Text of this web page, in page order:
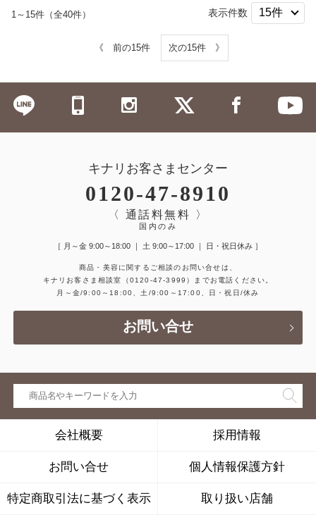
1～15件（全40件） 表示件数
《 前の15件 次の15件 》
キナリお客さまセンター
0120-47-8910
〈 通話料無料 〉
国内のみ
［ 月～金 9:00～18:00 ｜ 土 9:00～17:00 ｜ 日・祝日休み ］
商品・美容に関するご相談のお問い合せは、
キナリお客さま相談室
（0120-47-3999）
までお電話ください。
月～金/9:00～18:00、土/9:00～17:00、日・祝日/休み
お問い合せ
会社概要 採用情報
お問い合せ 個人情報保護方針
特定商取引法に基づく表示 取り扱い店舗